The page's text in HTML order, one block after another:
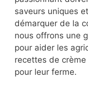
saveurs uniques
démarquer de la
nous offrons une
pour aider les
recettes de
pour leur ferme.